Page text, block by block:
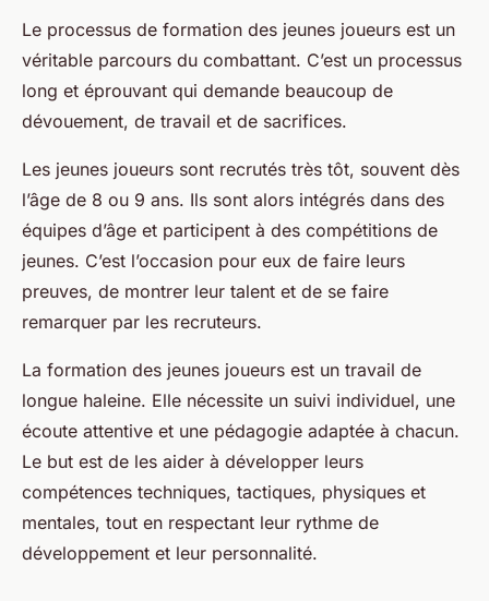
Le processus de formation des jeunes joueurs est un
véritable parcours du combattant. C’est un processus
long et éprouvant qui demande beaucoup de
dévouement, de travail et de sacrifices.
Les jeunes joueurs sont recrutés très tôt, souvent dès
l’âge de 8 ou 9 ans. Ils sont alors intégrés dans des
équipes d’âge et participent à des compétitions de
jeunes. C’est l’occasion pour eux de faire leurs
preuves, de montrer leur talent et de se faire
remarquer par les recruteurs.
La formation des jeunes joueurs est un travail de
longue haleine. Elle nécessite un suivi individuel, une
écoute attentive et une pédagogie adaptée à chacun.
Le but est de les aider à développer leurs
compétences techniques, tactiques, physiques et
mentales, tout en respectant leur rythme de
développement et leur personnalité.